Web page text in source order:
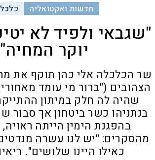
חדשות ואקטואליה
"שגבאי ולפיד לא
יוקר המחיה"
שר הכלכלה אלי כהן תוקף את
הצהובים ("ברור מי עומד
שהיה לה חלק במיתון
בנתניהו כשר ביטחון אך סבור
בהפגנת הימין הייתה
מהסקרים: "יש לנו עשרה
כאילו היינו שלושים".